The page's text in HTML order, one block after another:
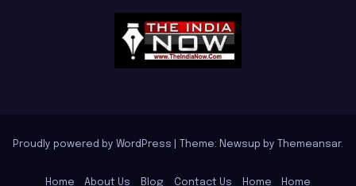
Proudly powered by WordPress Theme: Newsup by Themeansar.
Home About Us Blog Contact Us Home Home